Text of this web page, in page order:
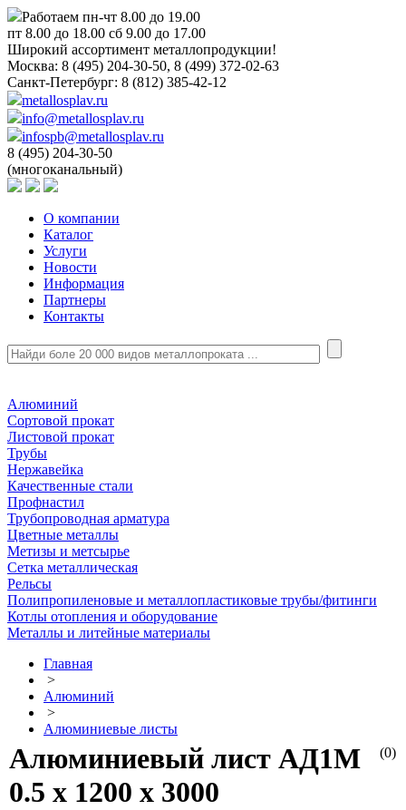
Работаем пн-чт 8.00 до 19.00
пт 8.00 до 18.00 сб 9.00 до 17.00
Широкий ассортимент металлопродукции!
Москва: 8 (495) 204-30-50, 8 (499) 372-02-63
Санкт-Петербург: 8 (812) 385-42-12
metallosplav.ru
info@metallosplav.ru
infospb@metallosplav.ru
8 (495) 204-30-50
(многоканальный)
О компании
Каталог
Услуги
Новости
Информация
Партнеры
Контакты
Алюминий
Сортовой прокат
Листовой прокат
Трубы
Нержавейка
Качественные стали
Профнастил
Трубопроводная арматура
Цветные металлы
Метизы и метсырье
Сетка металлическая
Рельсы
Полипропиленовые и металлопластиковые трубы/фитинги
Котлы отопления и оборудование
Металлы и литейные материалы
Главная
>
Алюминий
>
Алюминиевые листы
(0)
Алюминиевый лист АД1М
0.5 х 1200 х 3000